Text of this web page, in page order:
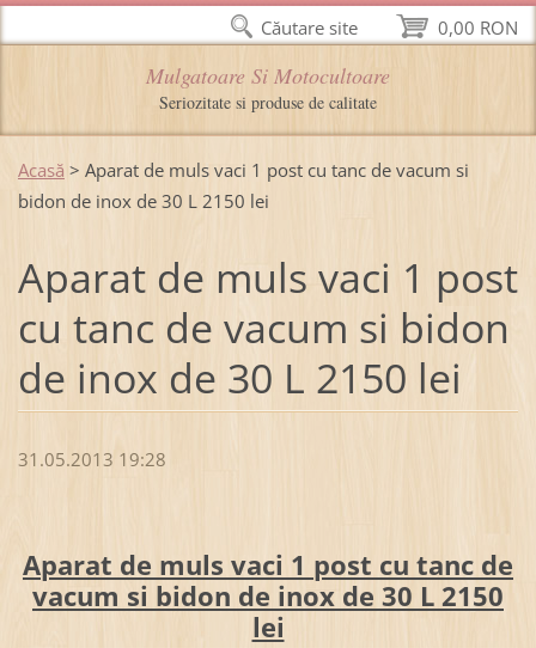
Mulgatoare Si Motocultoare
Seriozitate si produse de calitate
Acasă > Aparat de muls vaci 1 post cu tanc de vacum si
bidon de inox de 30 L 2150 lei
Aparat de muls vaci 1 post
cu tanc de vacum si bidon
de inox de 30 L 2150 lei
31.05.2013 19:28
Aparat de muls vaci 1 post cu tanc de
vacum si bidon de inox de 30 L 2150
lei
0,00 RON
Căutare site